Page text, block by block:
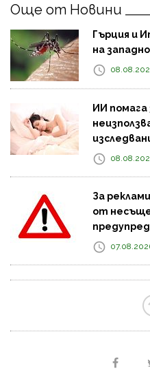
Още от Новини
Гърция и
на
ИИ помага
За
от